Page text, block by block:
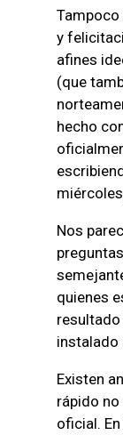
y
afines
(que
hecho
Nos
quienes
instalado
Existen
rápido
oficial.